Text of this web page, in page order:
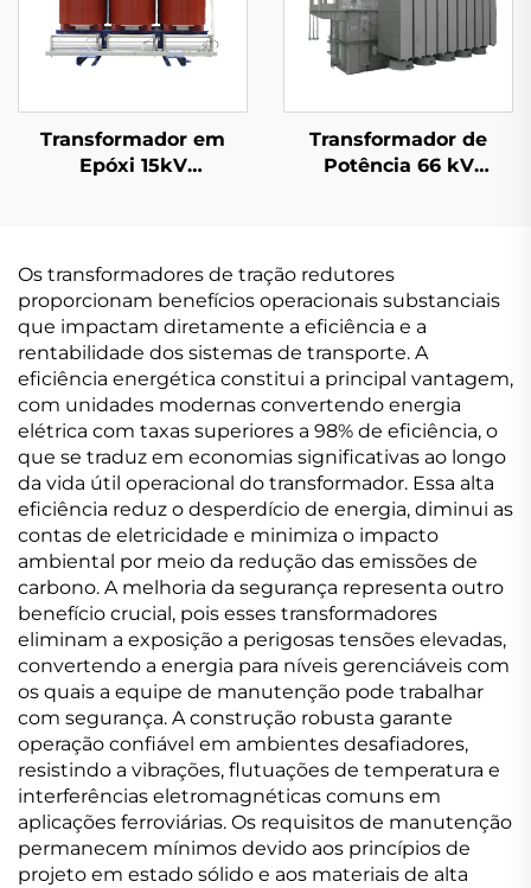
Transformador em
Epóxi 15kV
Transformador de
Potência 66 kV
Os transformadores de tração redutores
proporcionam benefícios operacionais substanciais
que impactam diretamente a eficiência e a
rentabilidade dos sistemas de transporte. A
eficiência energética constitui a principal vantagem,
com unidades modernas convertendo energia
elétrica com taxas superiores a 98% de eficiência, o
que se traduz em economias significativas ao longo
da vida útil operacional do transformador. Essa alta
eficiência reduz o desperdício de energia, diminui as
contas de eletricidade e minimiza o impacto
ambiental por meio da redução das emissões de
carbono. A melhoria da segurança representa outro
benefício crucial, pois esses transformadores
eliminam a exposição a perigosas tensões elevadas,
convertendo a energia para níveis gerenciáveis com
os quais a equipe de manutenção pode trabalhar
com segurança. A construção robusta garante
operação confiável em ambientes desafiadores,
resistindo a vibrações, flutuações de temperatura e
interferências eletromagnéticas comuns em
aplicações ferroviárias. Os requisitos de manutenção
permanecem mínimos devido aos princípios de
projeto em estado sólido e aos materiais de alta